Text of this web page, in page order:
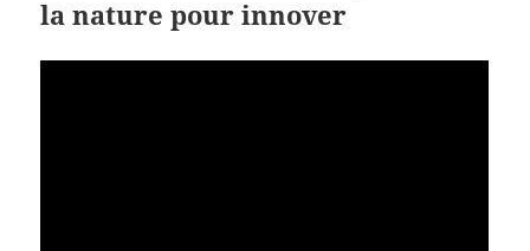
la nature pour innover